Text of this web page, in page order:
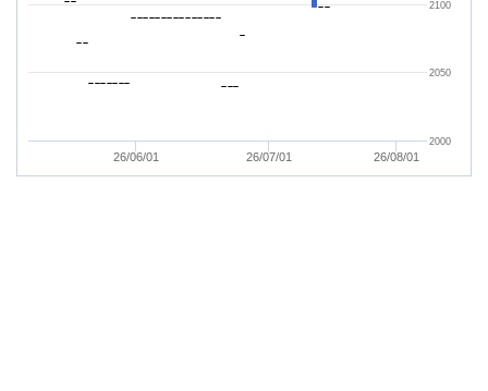
26/06/01 26/07/01 26/08/01
2000
2050
2100